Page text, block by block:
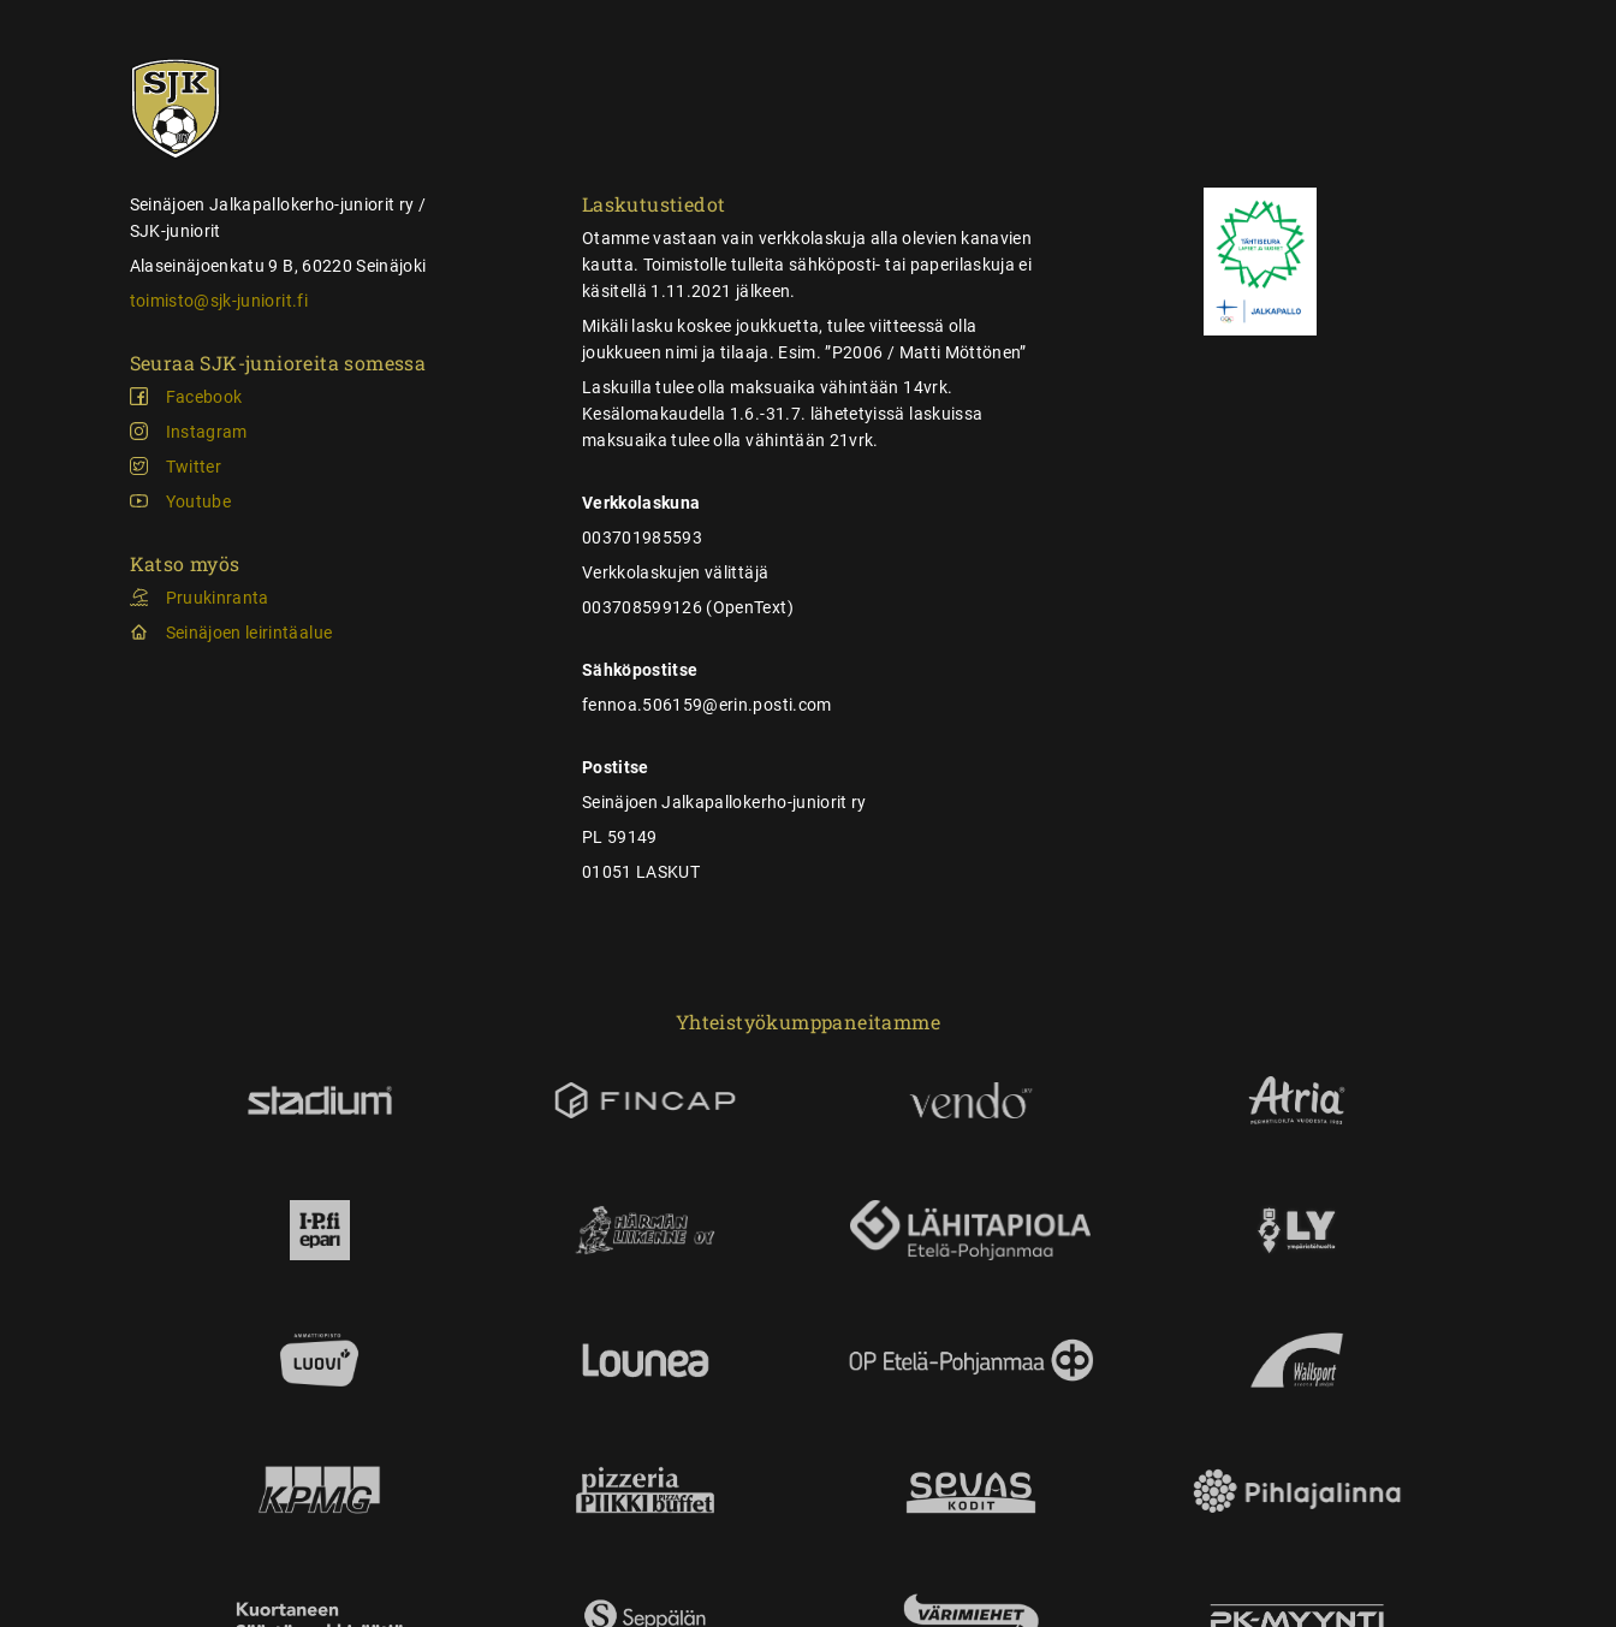
SJK-
juniorit
Seinäjoen Jalkapallokerho-juniorit ry /
SJK-juniorit
Alaseinäjoenkatu 9 B, 60220 Seinäjoki
toimisto@sjk-juniorit.fi
Seuraa SJK-junioreita somessa
Facebook
Instagram
Twitter
Youtube
Katso myös
Pruukinranta
Seinäjoen leirintäalue
Laskutustiedot
Otamme vastaan vain verkkolaskuja alla olevien kanavien
kautta. Toimistolle tulleita sähköposti- tai paperilaskuja ei
käsitellä 1.11.2021 jälkeen.
Mikäli lasku koskee joukkuetta, tulee viitteessä olla
joukkueen nimi ja tilaaja. Esim. ”P2006 / Matti Möttönen”
Laskuilla tulee olla maksuaika vähintään 14vrk.
Kesälomakaudella 1.6.-31.7. lähetetyissä laskuissa
maksuaika tulee olla vähintään 21vrk.
Verkkolaskuna
003701985593
Verkkolaskujen välittäjä
003708599126 (OpenText)
Sähköpostitse
fennoa.506159@erin.posti.com
Postitse
Seinäjoen Jalkapallokerho-juniorit ry
PL 59149
01051 LASKUT
Yhteistyökumppaneitamme